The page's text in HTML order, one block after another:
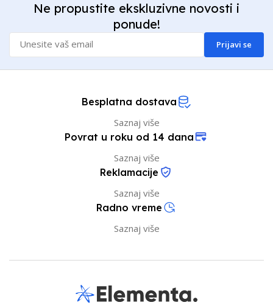
Ne propustite ekskluzivne novosti i
ponude!
Prijavi se
Besplatna dostava
Saznaj više
Povrat u roku od 14 dana
Saznaj više
Reklamacije
Saznaj više
Radno vreme
Saznaj više